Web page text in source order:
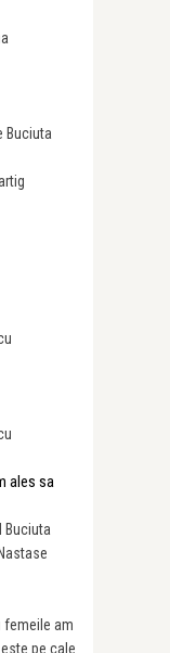
ales sa
femeile am
pe cale